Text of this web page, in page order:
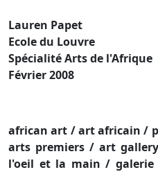
Lauren Papet
Ecole du Louvre
Spécialité Arts de l'Afrique
Février 2008
african art / art africain /
arts premiers / art
l'oeil et la main /